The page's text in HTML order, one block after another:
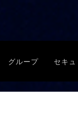
グループ セキ